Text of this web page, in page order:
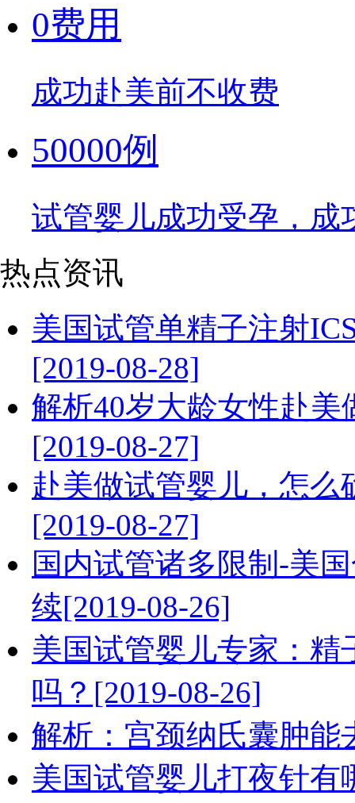
0费用
成功赴美前不收费
50000例
试管婴儿成功受孕，成
热点资讯
美国试管单精子注射
[2019-08-28]
解析40岁大龄女性赴
[2019-08-27]
赴美做试管婴儿，怎
[2019-08-27]
国内试管诸多限制-美
续[2019-08-26]
美国试管婴儿专家：
吗？[2019-08-26]
解析：宫颈纳氏囊肿能
美国试管婴儿打夜针有